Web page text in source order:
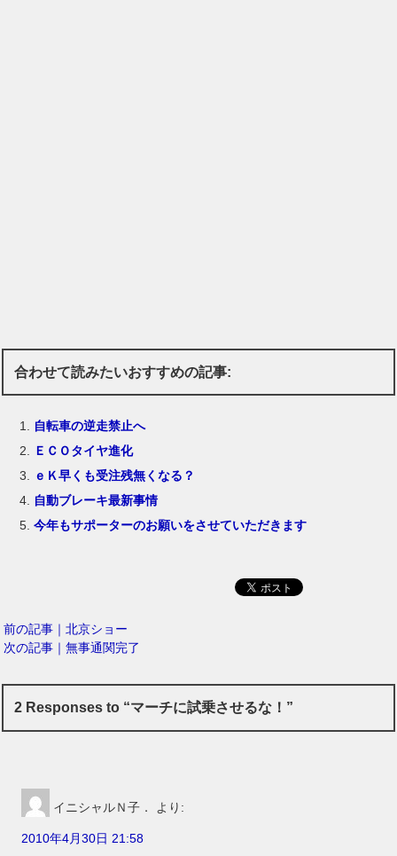
合わせて読みたいおすすめの記事:
自転車の逆走禁止へ
ＥＣＯタイヤ進化
ｅＫ早くも受注残無くなる？
自動ブレーキ最新事情
今年もサポーターのお願いをさせていただきます
前の記事｜北京ショー
次の記事｜無事通関完了
2 Responses to “マーチに試乗させるな！”
イニシャルＮ子． より:
2010年4月30日 21:58